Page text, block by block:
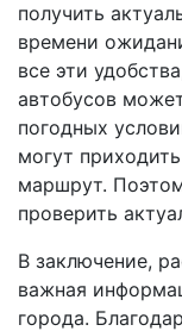
получить
времени
все эти
автобусов
погодных
могут
маршрут.
проверить
В заключение,
важная
города.